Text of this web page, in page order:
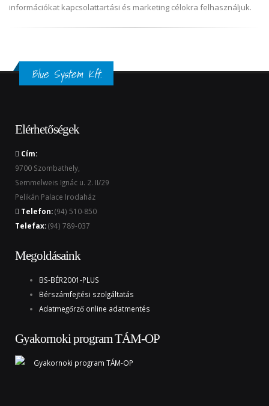
információkat kapcsolattartási és marketing célokra felhasználjuk.
Blue System Kft.
Elérhetőségek
Cím:
9700 Szombathely,
Semmelweis Ignác u. 2. II/29
Pelikán Palace Irodaház
Telefon:(94) 510-850
Telefax:(94) 789-037
Megoldásaink
BS-BÉR2001-PLUS
Bérszámfejtési szolgáltatás
Adatmegőrző online adatmentés
Gyakornoki program TÁM-OP